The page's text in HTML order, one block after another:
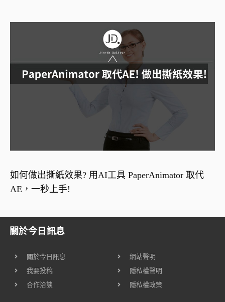
如何做出撕紙效果? 用AI工具 PaperAnimator 取代
AE，一秒上手!
關於今日訊息
關於今日訊息
我要投稿
合作洽談
網站聲明
隱私權聲明
隱私權政策